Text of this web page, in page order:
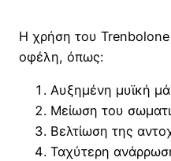
Η χρήση του
οφέλη, όπως:
Αυξημένη μυϊκή
Μείωση του
Βελτίωση της
Ταχύτερη